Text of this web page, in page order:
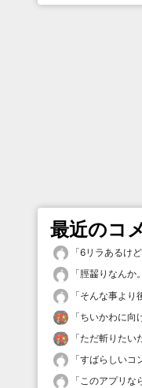
最近のコ
「6リラあるけど
「脛齧りなんか。
「そんな事より
「ちいかわに向
「ただ斬りたい
「すばらしいコ
「このアプリな